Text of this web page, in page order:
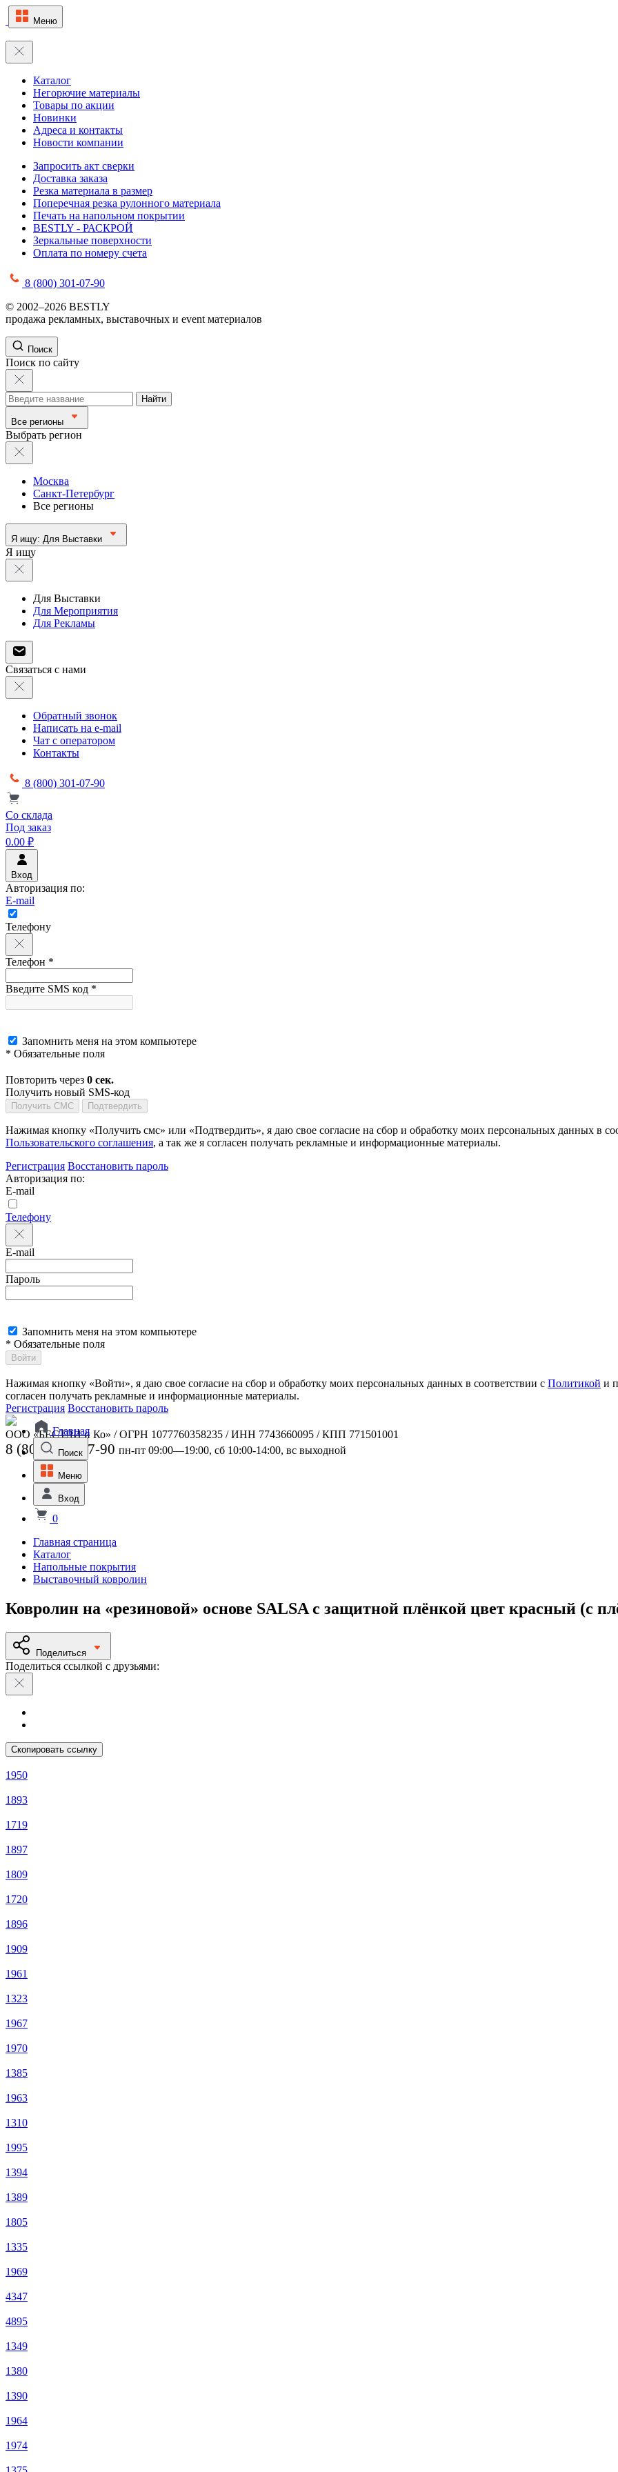
Меню
Каталог
Негорючие материалы
Товары по акции
Новинки
Адреса и контакты
Новости компании
Запросить акт сверки
Доставка заказа
Резка материала в размер
Поперечная резка рулонного материала
Печать на напольном покрытии
BESTLY - РАСКРОЙ
Зеркальные поверхности
Оплата по номеру счета
8 (800) 301-07-90
© 2002–2026 BESTLY
продажа рекламных, выставочных и event материалов
Поиск
Поиск по сайту
Найти
Все регионы
Выбрать регион
Москва
Санкт-Петербург
Все регионы
Я ищу: Для Выставки
Я ищу
Для Выставки
Для Мероприятия
Для Рекламы
Связаться с нами
Обратный звонок
Написать на e-mail
Чат с оператором
Контакты
8 (800) 301-07-90
Со склада
Под заказ
0.00 ₽
Вход
Авторизация по:
E-mail
Телефону
Телефон *
Введите SMS код *
Запомнить меня на этом компьютере
* Обязательные поля
Повторить через 0 сек.
Получить новый SMS-код
Получить СМС Подтвердить
Нажимая кнопку «Получить смс» или «Подтвердить», я даю свое согласие на сбор и обработку моих персональных данных в
Пользовательского соглашения, а так же я согласен получать рекламные и информационные материалы.
Регистрация Восстановить пароль
Авторизация по:
E-mail
Телефону
E-mail
Пароль
Запомнить меня на этом компьютере
* Обязательные поля
Войти
Нажимая кнопку «Войти», я даю свое согласие на сбор и обработку моих персональных данных в соответствии с Политикой и
согласен получать рекламные и информационные материалы.
Регистрация Восстановить пароль
ООО «БЕСТЛИ и Ко» / ОГРН 1077760358235 / ИНН 7743660095 / КПП 771501001
8 (800) 301-07-90 пн-пт 09:00—19:00, сб 10:00-14:00, вс выходной
Главная
Поиск
Меню
Вход
0
Главная страница
Каталог
Напольные покрытия
Выставочный ковролин
Ковролин на «резиновой» основе SALSA с защитной плёнкой цвет красный (с
Поделиться
Поделиться ссылкой с друзьями:
Скопировать ссылку
1950
1893
1719
1897
1809
1720
1896
1909
1961
1323
1967
1970
1385
1963
1310
1995
1394
1389
1805
1335
1969
4347
4895
1349
1380
1390
1964
1974